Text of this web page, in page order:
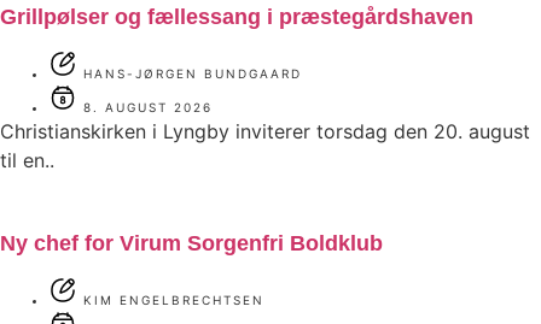
Grillpølser og fællessang i præstegårdshaven
HANS-JØRGEN BUNDGAARD
8. AUGUST 2026
Christianskirken i Lyngby inviterer torsdag den 20. august
til en..
Ny chef for Virum Sorgenfri Boldklub
KIM ENGELBRECHTSEN